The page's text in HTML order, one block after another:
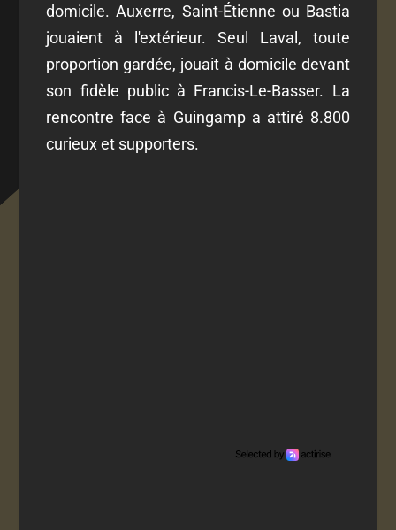
domicile. Auxerre, Saint-Étienne ou Bastia
jouaient à l'extérieur. Seul Laval, toute
proportion gardée, jouait à domicile devant
son fidèle public à Francis-Le-Basser. La
rencontre face à Guingamp a attiré 8.800
curieux et supporters.